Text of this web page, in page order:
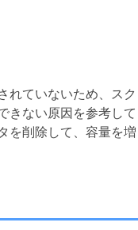
れていないため、スク
きない原因を参考して
を削除して、容量を増